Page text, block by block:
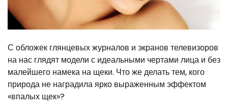
С обложек глянцевых журналов и экранов телевизоров
на нас глядят модели с идеальными чертами лица и без
малейшего намека на щеки. Что же делать тем, кого
природа не наградила ярко выраженным эффектом
«впалых щек»?